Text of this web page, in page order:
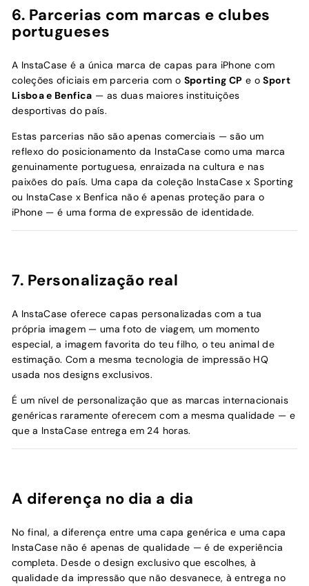
6. Parcerias com marcas e clubes
portugueses
A InstaCase é a única marca de capas para iPhone com
coleções oficiais em parceria com o Sporting CP e oSport
Lisboa e Benfica — as duas maiores instituições
desportivas do país.
Estas parcerias não são apenas comerciais — são um
reflexo do posicionamento da InstaCase como uma marca
genuinamente portuguesa, enraizada na cultura e nas
paixões do país. Uma capa da coleção InstaCase x Sporting
ou InstaCase x Benfica não é apenas proteção para o
iPhone — é uma forma de expressão de identidade.
7. Personalização real
A InstaCase oferece capas personalizadas com a tua
própria imagem — uma foto de viagem, um momento
especial, a imagem favorita do teu filho, o teu animal de
estimação. Com a mesma tecnologia de impressão HQ
usada nos designs exclusivos.
É um nível de personalização que as marcas internacionais
genéricas raramente oferecem com a mesma qualidade — e
que a InstaCase entrega em 24 horas.
A diferença no dia a dia
No final, a diferença entre uma capa genérica e uma capa
InstaCase não é apenas de qualidade — é de experiência
completa. Desde o design exclusivo que escolhes, à
qualidade da impressão que não desvanece, à entrega no